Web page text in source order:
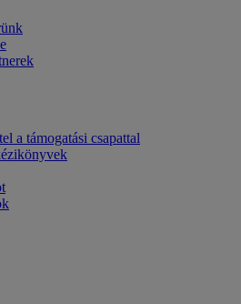
a támogatási csapattal